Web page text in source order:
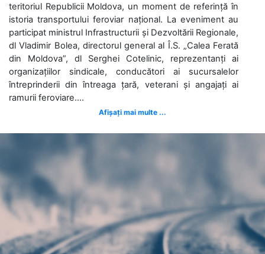
teritoriul Republicii Moldova, un moment de referință în
istoria transportului feroviar național. La eveniment au
participat ministrul Infrastructurii și Dezvoltării Regionale,
dl Vladimir Bolea, directorul general al Î.S. „Calea Ferată
din Moldova”, dl Serghei Cotelinic, reprezentanți ai
organizațiilor sindicale, conducători ai sucursalelor
întreprinderii din întreaga țară, veterani și angajați ai
ramurii feroviare....
Afișați mai multe ...